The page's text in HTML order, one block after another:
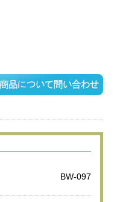
BW-097